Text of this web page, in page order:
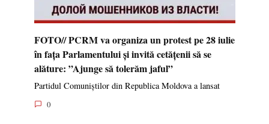
FOTO// PCRM va organiza un protest pe 28 iulie
în fața Parlamentului și invită cetățenii să se
alăture: ”Ajunge să tolerăm jaful”
Partidul Comuniștilor din Republica Moldova a lansat
0